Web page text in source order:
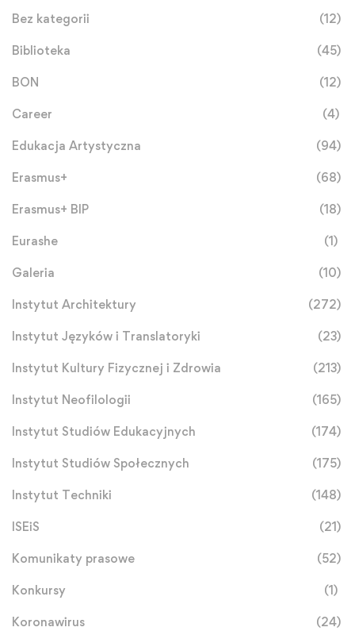
Bez kategorii (12)
Biblioteka (45)
BON (12)
Career (4)
Edukacja Artystyczna (94)
Erasmus+ (68)
Erasmus+ BIP (18)
Eurashe (1)
Galeria (10)
Instytut Architektury (272)
Instytut Języków i Translatoryki (23)
Instytut Kultury Fizycznej i Zdrowia (213)
Instytut Neofilologii (165)
Instytut Studiów Edukacyjnych (174)
Instytut Studiów Społecznych (175)
Instytut Techniki (148)
ISEiS (21)
Komunikaty prasowe (52)
Konkursy (1)
Koronawirus (24)